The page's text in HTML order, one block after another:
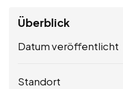
Überblick
Datum veröffentlicht
Standort